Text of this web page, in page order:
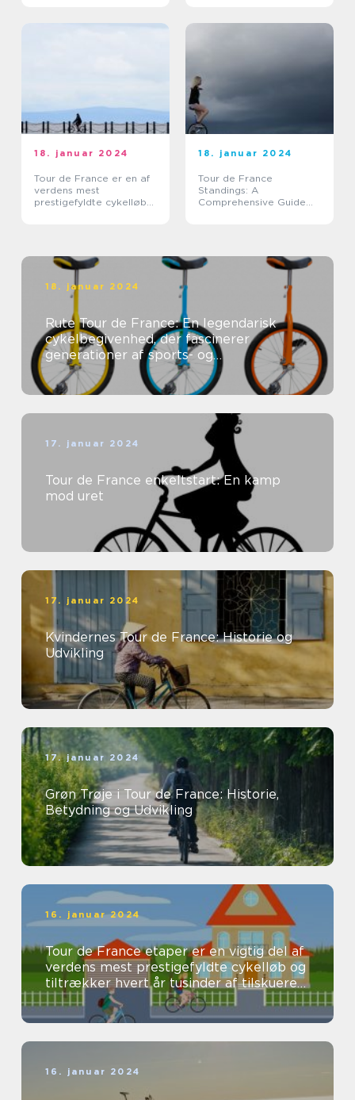
18. januar 2024
Tour de France er en af
verdens mest
prestigefyldte cykelløb
18. januar 2024
Tour de France
Standings: A
Comprehensive Guide
18. januar 2024
Rute Tour de France: En legendarisk
cykelbegivenhed, der fascinerer
generationer af sports- og
fritidsentusiaster
17. januar 2024
Tour de France enkeltstart: En kamp
mod uret
17. januar 2024
Kvindernes Tour de France: Historie og
Udvikling
17. januar 2024
Grøn Trøje i Tour de France: Historie,
Betydning og Udvikling
16. januar 2024
Tour de France etaper er en vigtig del af
verdens mest prestigefyldte cykelløb og
tiltrækker hvert år tusinder af tilskuere
og seere fra hele verden...
16. januar 2024